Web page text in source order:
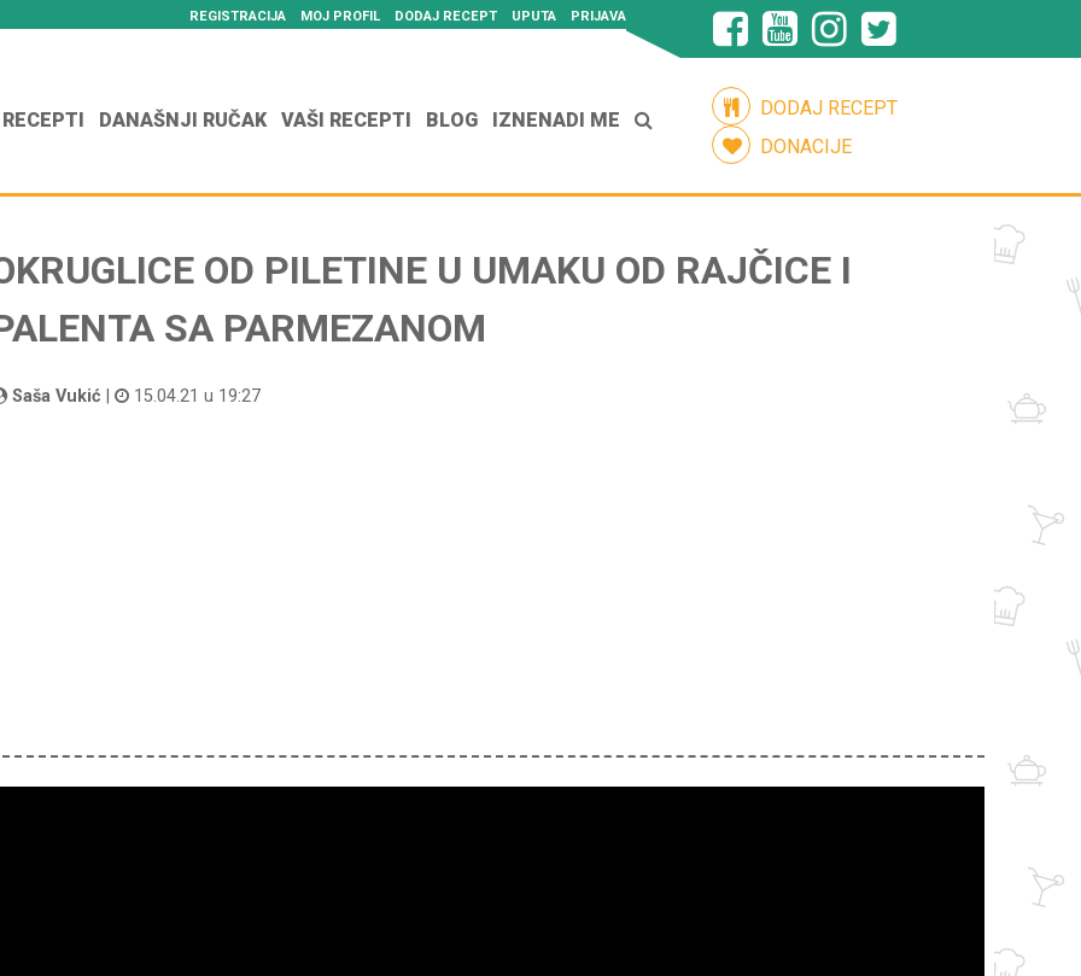
REGISTRACIJA MOJ PROFIL DODAJ RECEPT UPUTA PRIJAVA
DANAŠNJI RUČAK VAŠI RECEPTI BLOG IZNENADI ME
DODAJ RECEPT
DONACIJE
OD PILETINE U UMAKU OD RAJČICE I
SA PARMEZANOM
Saša Vukić 15.04.21 u 19:27